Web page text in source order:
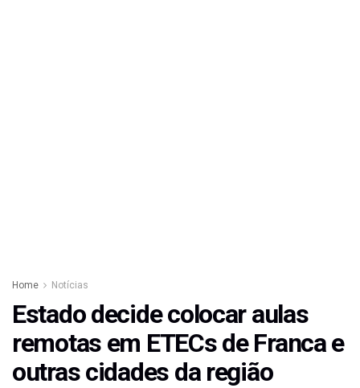
Home Notícias
Estado decide colocar aulas
remotas em ETECs de Franca e
outras cidades da região